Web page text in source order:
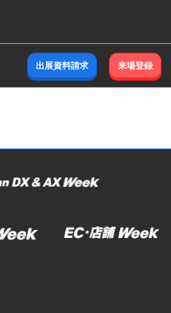
出展資料請求 来場登録